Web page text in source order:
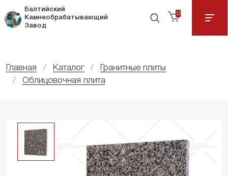
Балтийский
Камнеобрабатывающий
Завод
0
Главная Каталог
Гранитные плиты
Облицовочная плита